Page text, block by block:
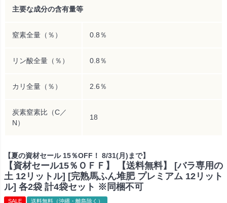
主要な成分の含有量等
窒素全量（％） 0.8％
リン酸全量（％） 0.8％
カリ全量（％） 2.6％
炭素窒素比（C／
N）
18
【夏の資材セール 15％OFF！ 8/31(月)まで】
【資材セール15％ＯＦＦ】 【送料無料】 [バラ専用の
土 12リットル] [完熟馬ふん堆肥 プレミアム 12リット
ル] 各2袋 計4袋セット ※同梱不可
SALE 送料無料（沖縄・離島除く）